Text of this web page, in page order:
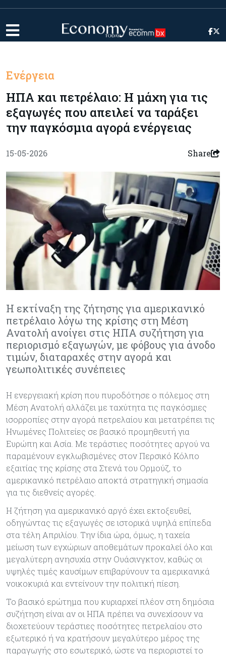
Ενέργεια
ΗΠΑ και πετρέλαιο: Η μάχη για τις
εξαγωγές που απειλεί να ταράξει
την παγκόσμια αγορά ενέργειας
15-05-2026 Share
Η εκτίναξη της ζήτησης για αμερικανικό
πετρέλαιο λόγω της κρίσης στη Μέση
Ανατολή ανοίγει στις ΗΠΑ συζήτηση για
περιορισμό εξαγωγών, με φόβους για άνοδο
τιμών, διαταραχές στην αγορά και
γεωπολιτικές συνέπειες
Η ενεργειακή κρίση που πυροδότησε ο πόλεμος στη
Μέση Ανατολή αλλάζει με ταχύτητα τις παγκόσμιες
ισορροπίες στην αγορά πετρελαίου και μετατρέπει τις
Ηνωμένες Πολιτείες σε βασικό προμηθευτή για
Ευρώπη και Ασία. Με τεράστιες ποσότητες αργού να
παραμένουν εγκλωβισμένες στον Περσικό Κόλπο
εξαιτίας της κρίσης στα Στενά του Ορμούζ, το
αμερικανικό πετρέλαιο αποκτά στρατηγική σημασία
για τις διεθνείς αγορές.
Η ζήτηση για αμερικανικό αργό έχει εκτοξευθεί,
οδηγώντας τις εξαγωγές σε ιστορικά υψηλά επίπεδα
στα τέλη Απριλίου. Την ίδια ώρα, όμως, η ταχεία
μείωση των εγχώριων αποθεμάτων προκαλεί όλο και
μεγαλύτερη ανησυχία στην Ουάσινγκτον, καθώς οι
υψηλές τιμές καυσίμων επιβαρύνουν τα αμερικανικά
νοικοκυριά και εντείνουν την πολιτική πίεση.
Το βασικό ερώτημα που κυριαρχεί πλέον στη δημόσια
συζήτηση είναι αν οι ΗΠΑ πρέπει να συνεχίσουν να
διοχετεύουν τεράστιες ποσότητες πετρελαίου στο
εξωτερικό ή να κρατήσουν μεγαλύτερο μέρος της
παραγωγής στο εσωτερικό, ώστε να περιοριστεί το